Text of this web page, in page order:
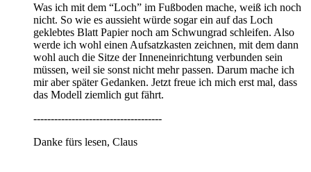
Was ich mit dem “Loch” im Fußboden mache, weiß ich noch
nicht. So wie es aussieht würde sogar ein auf das Loch
geklebtes Blatt Papier noch am Schwungrad schleifen. Also
werde ich wohl einen Aufsatzkasten zeichnen, mit dem dann
wohl auch die Sitze der Inneneinrichtung verbunden sein
müssen, weil sie sonst nicht mehr passen. Darum mache ich
mir aber später Gedanken. Jetzt freue ich mich erst mal, dass
das Modell ziemlich gut fährt.
-------------------------------------
Danke fürs lesen, Claus